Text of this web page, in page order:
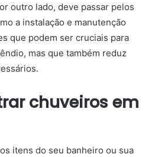
outro lado, deve passar pelos
a instalação e manutenção
que podem ser cruciais para
mas que também reduz
chuveiros em
itens do seu banheiro ou sua